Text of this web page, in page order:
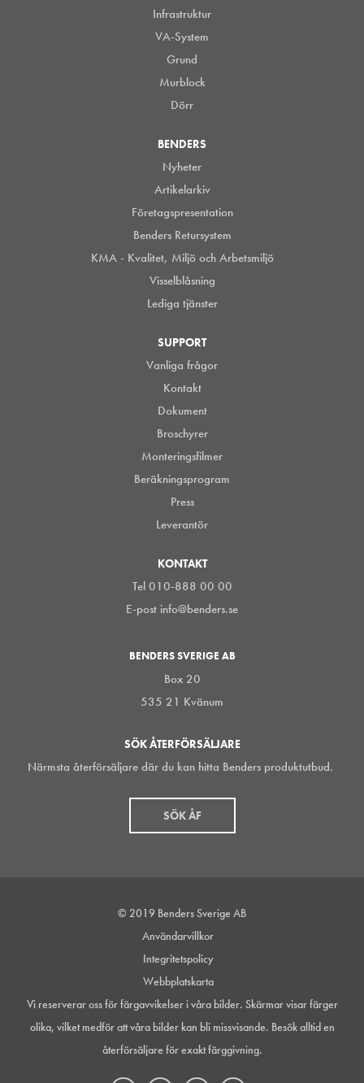
Infrastruktur
VA-System
Grund
Murblock
Dörr
BENDERS
Nyheter
Artikelarkiv
Företagspresentation
Benders Retursystem
KMA - Kvalitet, Miljö och Arbetsmiljö
Visselblåsning
Lediga tjänster
SUPPORT
Vanliga frågor
Kontakt
Dokument
Broschyrer
Monteringsfilmer
Beräkningsprogram
Press
Leverantör
KONTAKT
Tel 010-888 00 00
E-post info@benders.se
BENDERS SVERIGE AB
Box 20
535 21 Kvänum
SÖK ÅTERFÖRSÄLJARE
Närmsta återförsäljare där du kan hitta Benders produktutbud.
SÖK ÅF
© 2019 Benders Sverige AB
Användarvillkor
Integritetspolicy
Webbplatskarta
Vi reserverar oss för färgavvikelser i våra bilder. Skärmar visar färger
olika, vilket medför att våra bilder kan bli missvisande. Besök alltid en
återförsäljare för exakt färggivning.